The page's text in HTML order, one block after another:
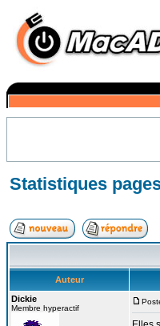
Statistiques
Auteur
Dickie
Membre hyperactif